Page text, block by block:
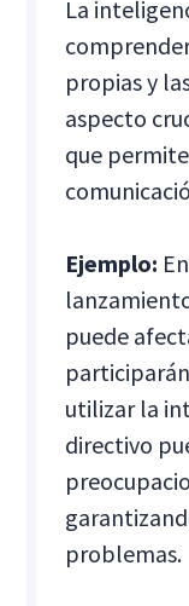
La
propias y
aspecto
que
Ejemplo:
puede
utilizar la
directivo
problemas.